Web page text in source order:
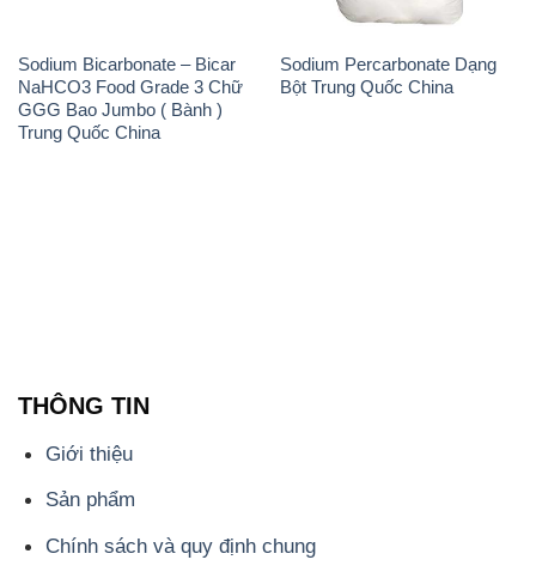
Sodium Bicarbonate – Bicar
NaHCO3 Food Grade 3 Chữ
GGG Bao Jumbo ( Bành )
Trung Quốc China
Sodium Percarbonate Dạng
Bột Trung Quốc China
THÔNG TIN
Giới thiệu
Sản phẩm
Chính sách và quy định chung